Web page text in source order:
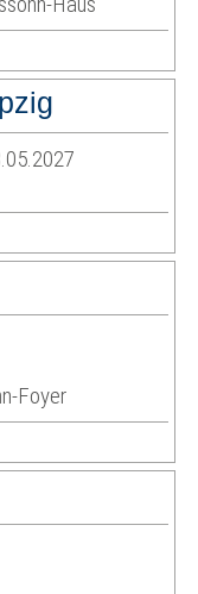
Foyer